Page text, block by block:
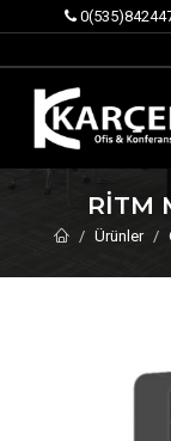
RİTM
Ürünler